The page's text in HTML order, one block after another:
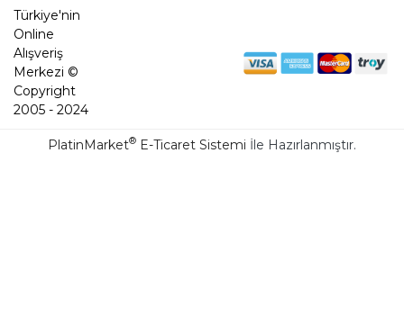
Türkiye'nin
Online
Alışveriş
Merkezi ©
Copyright
2005 - 2024
PlatinMarket® E-Ticaret Sistemi İle Hazırlanmıştır.